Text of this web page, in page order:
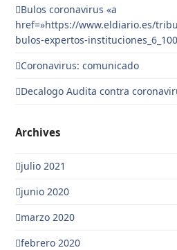
Bulos coronavirus «a
href=»https://www.eldiario.es/
bulos-expertos-
Coronavirus: comunicado
Decalogo Audita contra
Archives
julio 2021
junio 2020
marzo 2020
febrero 2020